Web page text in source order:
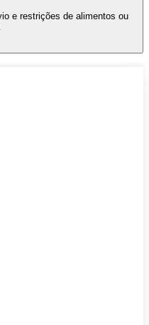
e restrições de alimentos ou